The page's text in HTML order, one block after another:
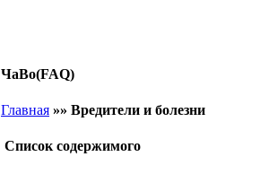
ЧаВо(FAQ)
Главная »» Вредители и болезни
Cписок cодержимого